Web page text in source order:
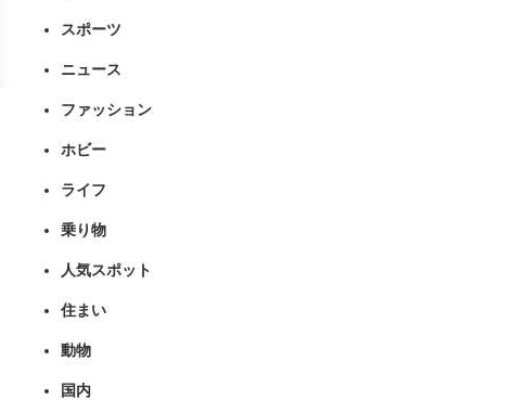
スポーツ
ニュース
ファッション
ホビー
ライフ
乗り物
人気スポット
住まい
動物
国内